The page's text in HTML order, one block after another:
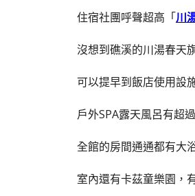
住宿社團呼聲超高「川
沒想到礁溪的川湯春天
可以提早到飯店使用設
戶外SPA露天風呂有超
全館的房間通通都有大
室內還有卡茲童樂園，